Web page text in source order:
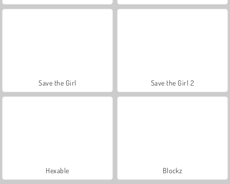
Save the Girl Save the Girl 2
Hexable Blockz